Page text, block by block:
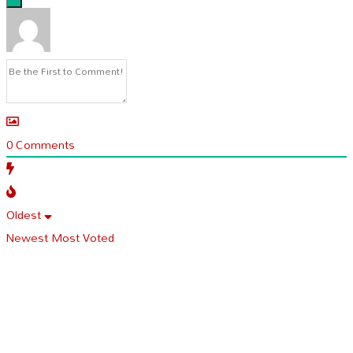
0Comments
Oldest
NewestMost Voted